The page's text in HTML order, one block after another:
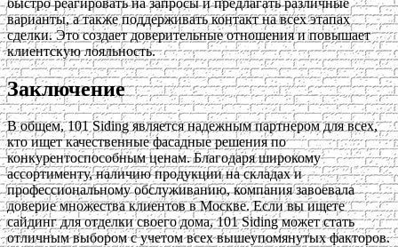
варианты, а также поддерживать контакт на всех этапах
сделки. Это создает доверительные отношения и повышает
клиентскую лояльность.
Заключение
В общем, 101 Siding является надежным партнером для всех,
кто ищет качественные фасадные решения по
конкурентоспособным ценам. Благодаря широкому
ассортименту, наличию продукции на складах и
профессиональному обслуживанию, компания завоевала
доверие множества клиентов в Москве. Если вы ищете
сайдинг для отделки своего дома, 101 Siding может стать
отличным выбором с учетом всех вышеупомянутых факторов.